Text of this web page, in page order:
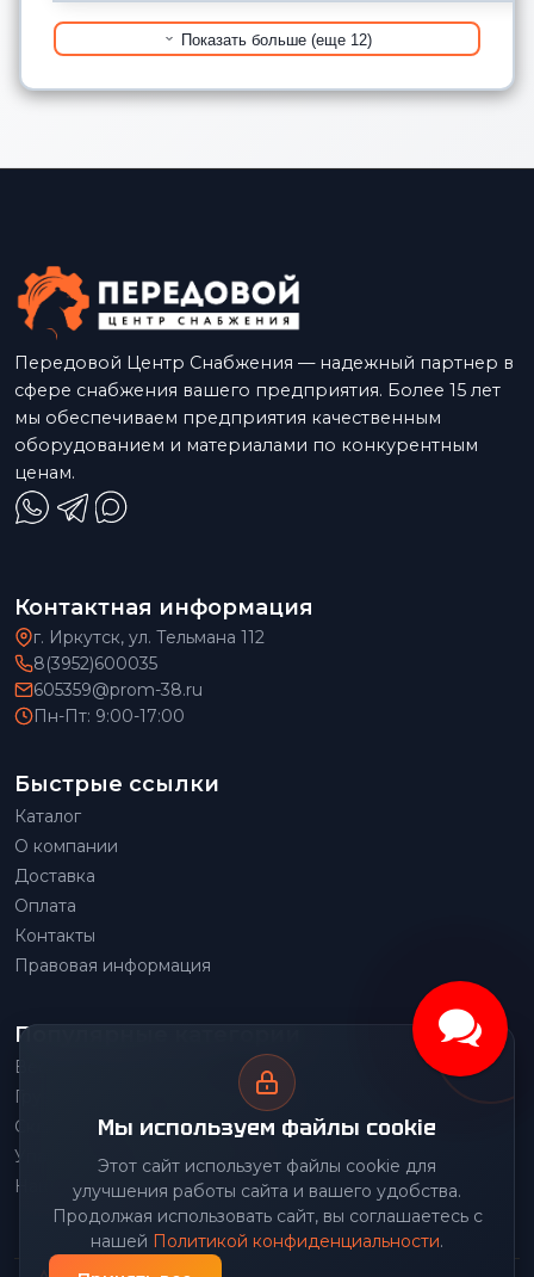
Показать больше (еще 12)
Мы используем файлы cookie
Этот сайт использует файлы cookie для
улучшения работы сайта и вашего удобства.
Продолжая использовать сайт, вы соглашаетесь с
нашей Политикой конфиденциальности.
Передовой Центр Снабжения — надежный партнер в
сфере снабжения вашего предприятия. Более 15 лет
мы обеспечиваем предприятия качественным
оборудованием и материалами по конкурентным
ценам.
Контактная информация
г. Иркутск, ул. Тельмана 112
8(3952)600035
605359@prom-38.ru
Пн-Пт: 9:00-17:00
Быстрые ссылки
Каталог
О компании
Доставка
Оплата
Контакты
Правовая информация
Популярные категории
Весовое оборудование
Грузоподъемное оборудование
Складское оборудование
Упаковочное оборудование
Наше производство